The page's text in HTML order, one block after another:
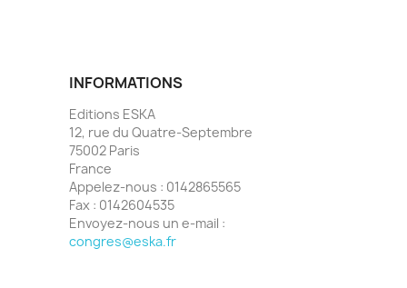
INFORMATIONS
Editions ESKA
12, rue du Quatre-Septembre
75002 Paris
France
Appelez-nous : 0142865565
Fax : 0142604535
Envoyez-nous un e-mail :
congres@eska.fr